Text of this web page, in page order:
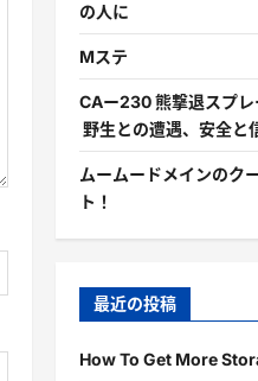
の人に
Mステ
CAー230 熊撃退スプ
野生との遭遇、安全と
ムームードメインのク
ト！
最近の投稿
How To Get More